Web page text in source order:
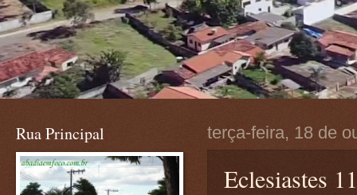
terça-feira, 18 de
Eclesiastes
Rua Principal